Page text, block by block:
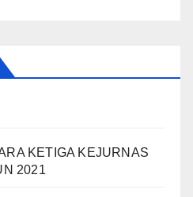
KETIGA KEJURNAS
2021